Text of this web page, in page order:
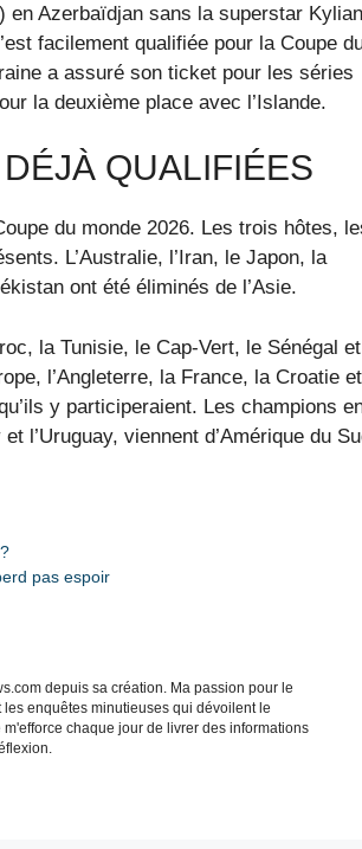
en Azerbaïdjan sans la superstar Kylian
facilement qualifiée pour la Coupe
a assuré son ticket pour les séries
la deuxième place avec l’Islande.
QUALIFIÉES
du monde 2026. Les trois hôtes,
L’Australie, l’Iran, le Japon, la
ont été éliminés de l’Asie.
la Tunisie, le Cap-Vert, le Sénégal et
l’Angleterre, la France, la Croatie et
y participeraient. Les champions
l’Uruguay, viennent d’Amérique du
pas espoir
depuis sa création. Ma passion pour le
enquêtes minutieuses qui dévoilent le
chaque jour de livrer des informations